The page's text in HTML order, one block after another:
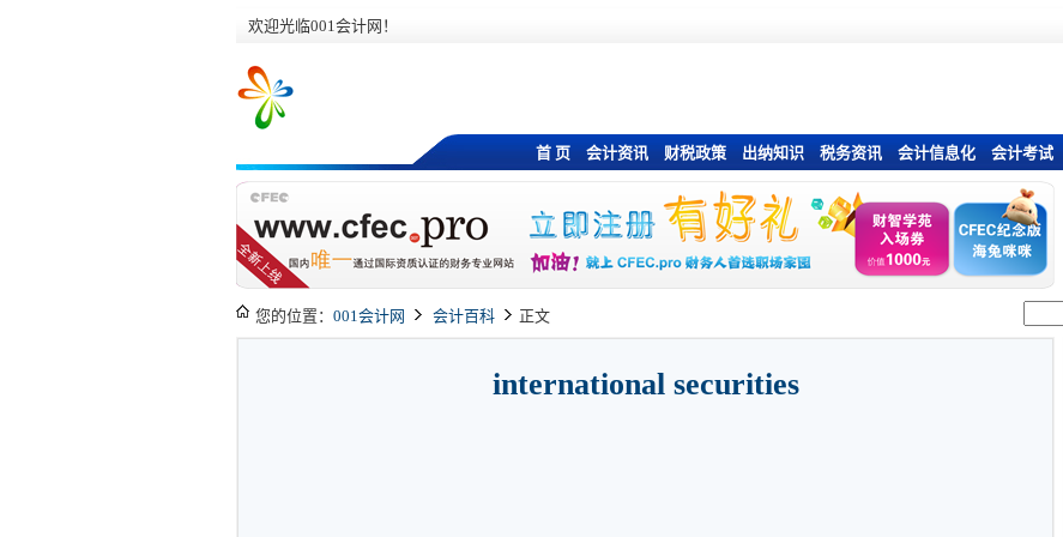
欢迎光临001会计网！
首 页 会计资讯 财税政策 出纳知识 税务资讯 会计信息化 会计考试
您的位置： 001会计网 会计百科 正文
international securities